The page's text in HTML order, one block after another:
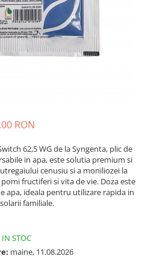
RON
62,5 WG de la Syngenta, plic de
in apa, este solutia premium si
cenusiu si a moniliozei la
fructiferi si vita de vie. Doza este
apa, ideala pentru utilizare rapida in
familiale.
IN STOC
maine, 11.08.2026